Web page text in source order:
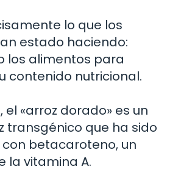
lo que los
estado haciendo:
los alimentos para
contenido nutricional.
el «arroz dorado» es un
transgénico que ha sido
betacaroteno, un
la vitamina A.